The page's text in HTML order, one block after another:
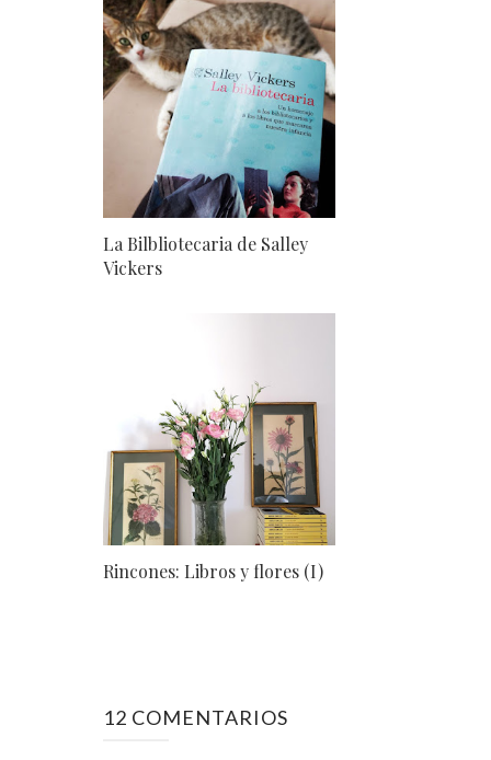
La Bilbliotecaria de Salley
Vickers
Rincones: Libros y flores (I)
12 COMENTARIOS